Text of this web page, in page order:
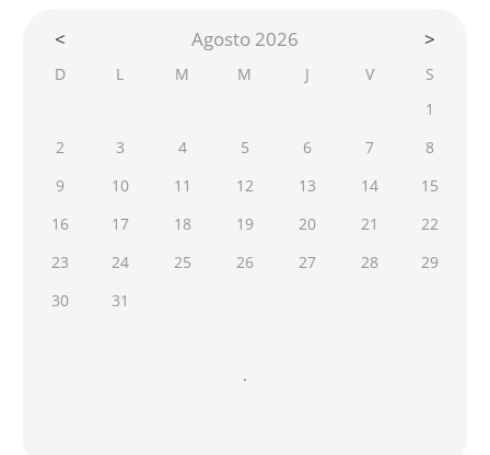
< Agosto 2026 >
D L M M J V
S
1
2
3 4 5 6 7
8
9
10 11 12 13 14
15
16
17 18 19 20 21
22
23
24 25 26 27 28
29
30
31
.